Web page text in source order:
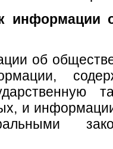
информации
об
и